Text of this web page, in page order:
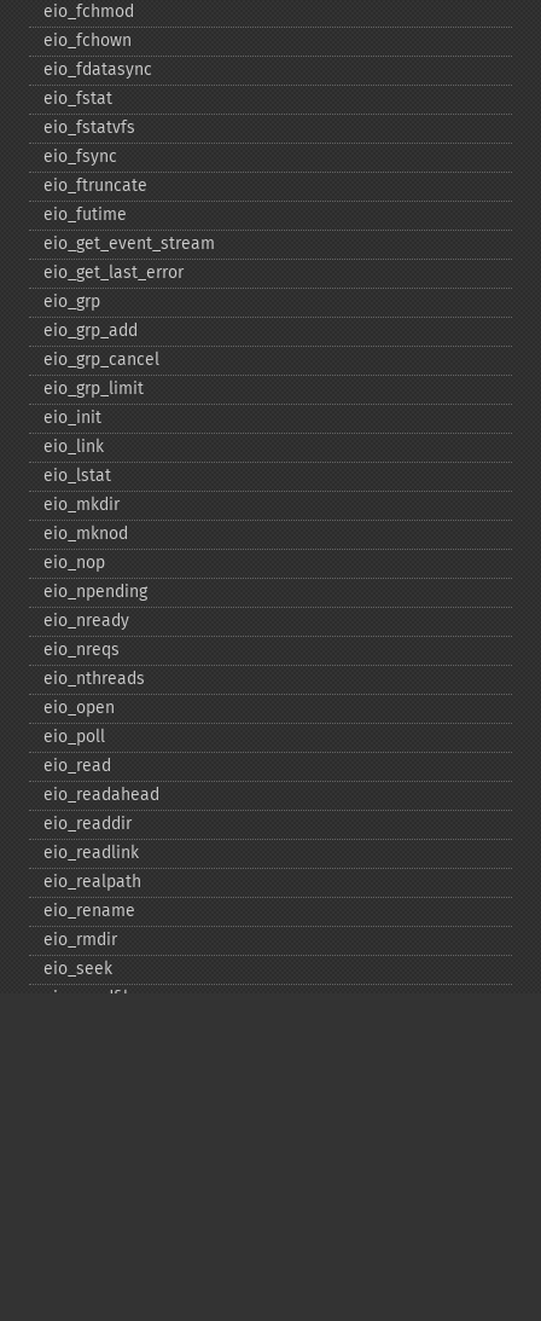
eio_​fchmod
eio_​fchown
eio_​fdatasync
eio_​fstat
eio_​fstatvfs
eio_​fsync
eio_​ftruncate
eio_​futime
eio_​get_​event_​stream
eio_​get_​last_​error
eio_​grp
eio_​grp_​add
eio_​grp_​cancel
eio_​grp_​limit
eio_​init
eio_​link
eio_​lstat
eio_​mkdir
eio_​mknod
eio_​nop
eio_​npending
eio_​nready
eio_​nreqs
eio_​nthreads
eio_​open
eio_​poll
eio_​read
eio_​readahead
eio_​readdir
eio_​readlink
eio_​realpath
eio_​rename
eio_​rmdir
eio_​seek
eio_​sendfile